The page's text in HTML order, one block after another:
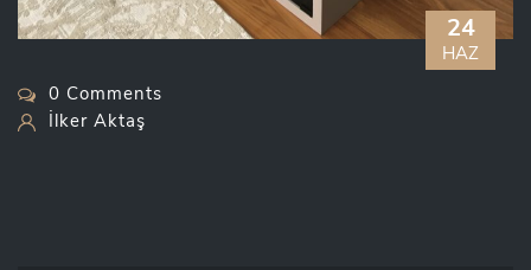
24
HAZ
0 Comments
İlker Aktaş